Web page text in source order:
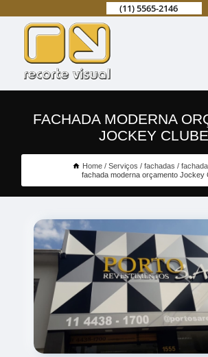
(11) 5565-2146
FACHADA MODERNA
JOCKEY CLUBE
Home Serviços fachadas
fachada moderna orçamento Jockey